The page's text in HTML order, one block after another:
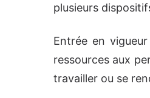
plusieurs
Entrée en
ressources aux
travailler ou se